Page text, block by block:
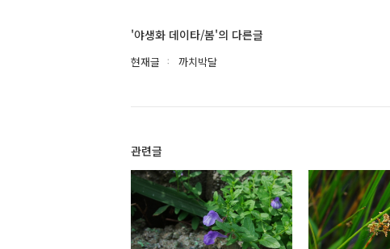
'야생화 데이타/봄'의 다른글
현재글 까치박달
관련글